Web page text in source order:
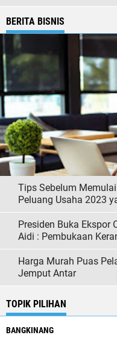
BERITA BISNIS
Tips Sebelum
Peluang Usaha 2023
Presiden Buka Ekspor
Aidi : Pembukaan
Harga Murah Puas
Jemput Antar
TOPIK PILIHAN
BANGKINANG